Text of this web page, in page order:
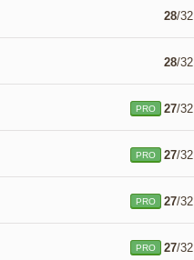
28/32
28/32
PRO 27/32
PRO 27/32
PRO 27/32
PRO 27/32